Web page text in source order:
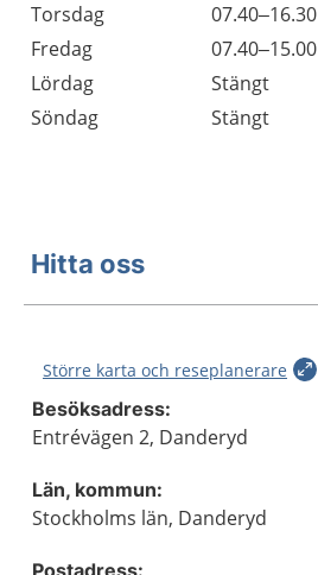
Torsdag
07.40–16.30
Fredag
07.40–15.00
Lördag
Stängt
Söndag
Stängt
Hitta oss
Större karta och reseplanerare
Besöksadress:
Entrévägen 2, Danderyd
Län, kommun:
Stockholms län, Danderyd
Postadress: